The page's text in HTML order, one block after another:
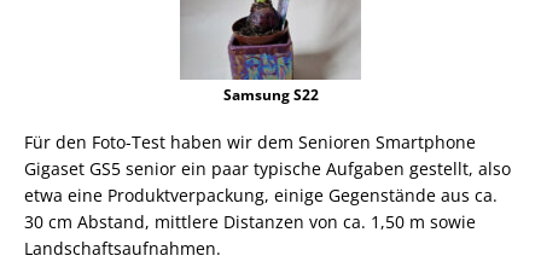
Samsung S22
Für den Foto-Test haben wir dem Senioren Smartphone
Gigaset GS5 senior ein paar typische Aufgaben gestellt, also
etwa eine Produktverpackung, einige Gegenstände aus ca.
30 cm Abstand, mittlere Distanzen von ca. 1,50 m sowie
Landschaftsaufnahmen.